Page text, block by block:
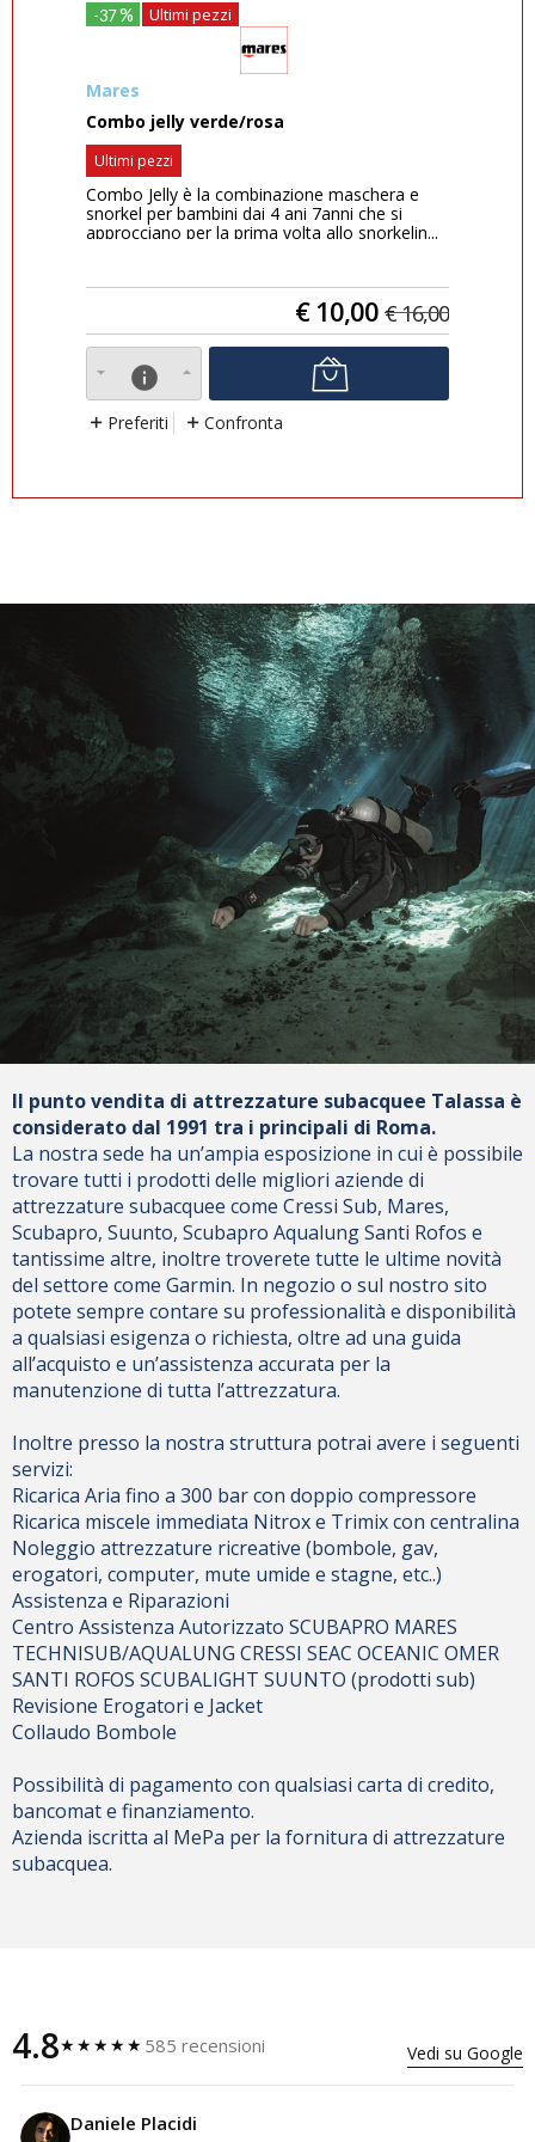
-37% Ultimi pezzi
Mares
Combo jelly verde/rosa
Ultimi pezzi
Combo Jelly è la combinazione maschera e
snorkel per bambini dai 4 ani 7anni che si
approcciano per la prima volta allo snorkelin...
€ 10,00 €16,00
info
Preferiti Confronta
Il punto vendita di attrezzature subacquee Talassa è
considerato dal 1991 tra i principali di Roma.
La nostra sede ha un’ampia esposizione in cui è possibile
trovare tutti i prodotti delle migliori aziende di
attrezzature subacquee come Cressi Sub, Mares,
Scubapro, Suunto, Scubapro Aqualung Santi Rofos e
tantissime altre, inoltre troverete tutte le ultime novità
del settore come Garmin. In negozio o sul nostro sito
potete sempre contare su professionalità e disponibilità
a qualsiasi esigenza o richiesta, oltre ad una guida
all’acquisto e un’assistenza accurata per la
manutenzione di tutta l’attrezzatura.
Inoltre presso la nostra struttura potrai avere i seguenti
servizi:
Ricarica Aria fino a 300 bar con doppio compressore
Ricarica miscele immediata Nitrox e Trimix con centralina
Noleggio attrezzature ricreative (bombole, gav,
erogatori, computer, mute umide e stagne, etc..)
Assistenza e Riparazioni
Centro Assistenza Autorizzato SCUBAPRO MARES
TECHNISUB/AQUALUNG CRESSI SEAC OCEANIC OMER
SANTI ROFOS SCUBALIGHT SUUNTO (prodotti sub)
Revisione Erogatori e Jacket
Collaudo Bombole
Possibilità di pagamento con qualsiasi carta di credito,
bancomat e finanziamento.
Azienda iscritta al MePa per la fornitura di attrezzature
subacquea.
4.8★★★★★ 585 recensioni Vedi su Google
Daniele Placidi